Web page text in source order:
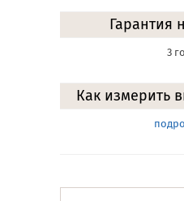
Гарантия
3
Как измерить